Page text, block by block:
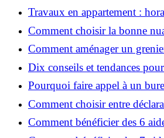
appartement
Travaux en appartement :
et bonnes pratiques
Comment choisir la bonne
décoration et éviter les pièges ?
Comment aménager un
combles en espace habitable ?
Dix conseils et tendances
de la maison
Pourquoi faire appel à un
pour garantir la sécurité de
Comment choisir entre
permis de construire pour vos
Comment bénéficier des 6
énergétique à Grenoble ?